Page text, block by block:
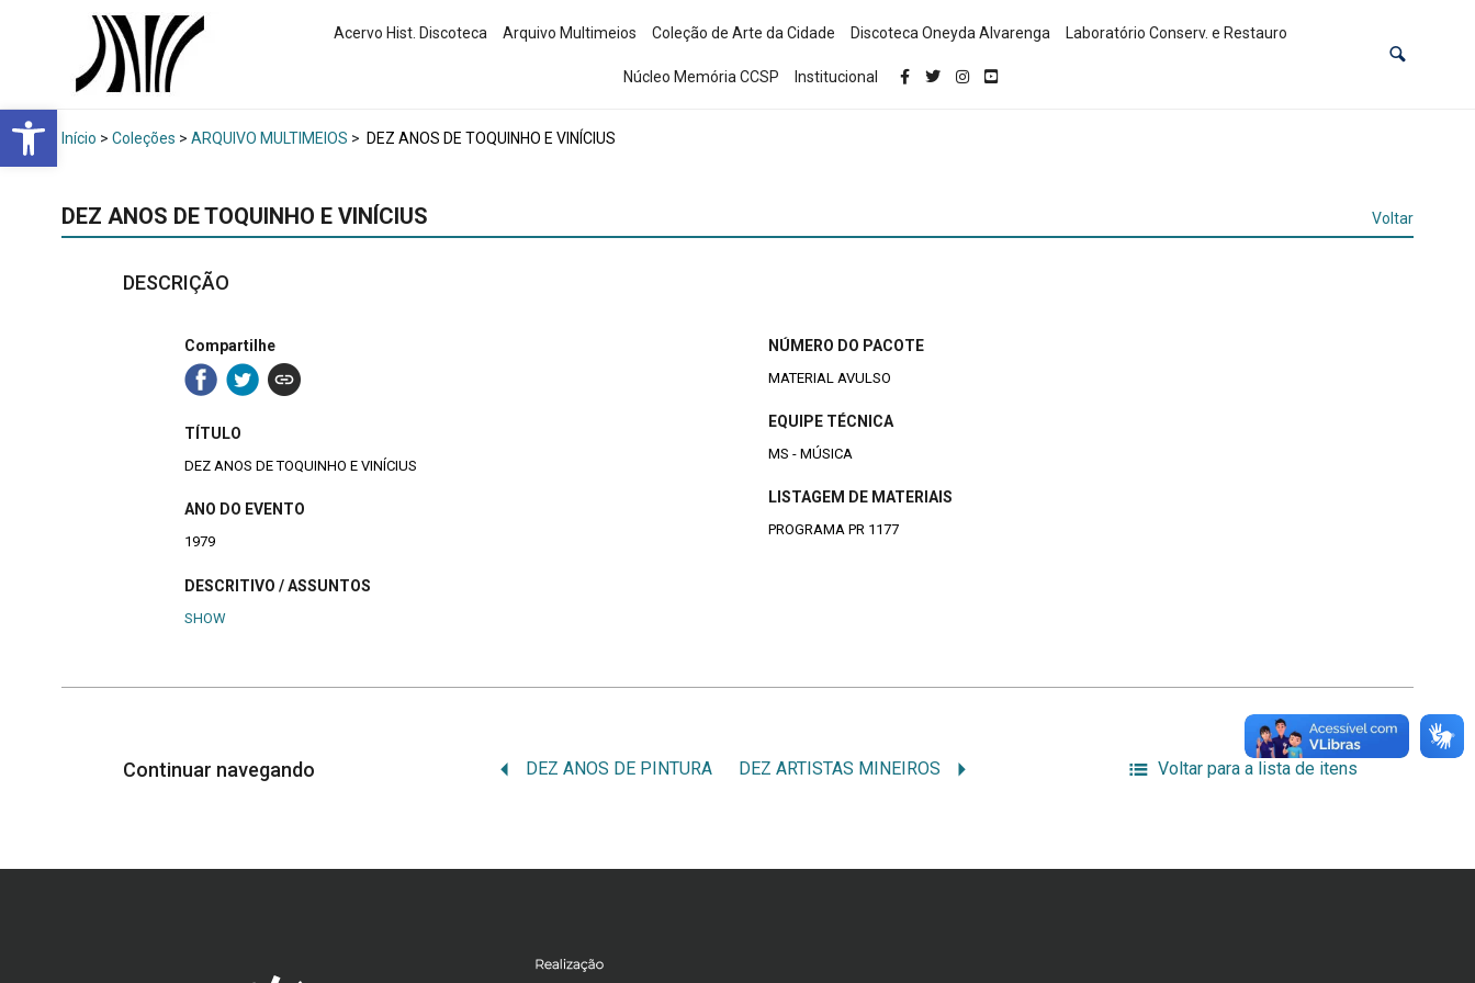
Abrir a barra de ferramentas
Acervo Hist. Discoteca Arquivo Multimeios Coleção de Arte da Cidade Discoteca Oneyda Alvarenga Laboratório Conserv. e Restauro
Núcleo Memória CCSP Institucional
Início > Coleções > ARQUIVO MULTIMEIOS > DEZ ANOS DE TOQUINHO E VINÍCIUS
DEZ ANOS DE TOQUINHO E VINÍCIUS Voltar
DESCRIÇÃO
Compartilhe
TÍTULO
DEZ ANOS DE TOQUINHO E VINÍCIUS
ANO DO EVENTO
1979
DESCRITIVO / ASSUNTOS
SHOW
NÚMERO DO PACOTE
MATERIAL AVULSO
EQUIPE TÉCNICA
MS - MÚSICA
LISTAGEM DE MATERIAIS
PROGRAMA PR 1177
Continuar navegando DEZ ANOS DE PINTURA DEZ ARTISTAS MINEIROS Voltar para a lista de itens